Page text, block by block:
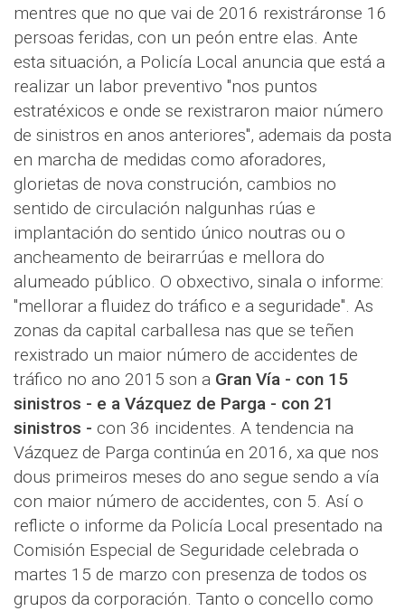
mentres que no que vai de 2016 rexistráronse 16
persoas feridas, con un peón entre elas. Ante
esta situación, a Policía Local anuncia que está a
realizar un labor preventivo "nos puntos
estratéxicos e onde se rexistraron maior número
de sinistros en anos anteriores", ademais da posta
en marcha de medidas como aforadores,
glorietas de nova construción, cambios no
sentido de circulación nalgunhas rúas e
implantación do sentido único noutras ou o
ancheamento de beirarrúas e mellora do
alumeado público. O obxectivo, sinala o informe:
"mellorar a fluidez do tráfico e a seguridade". As
zonas da capital carballesa nas que se teñen
rexistrado un maior número de accidentes de
tráfico no ano 2015 son a Gran Vía - con 15
sinistros - e a Vázquez de Parga - con 21
sinistros - con 36 incidentes. A tendencia na
Vázquez de Parga continúa en 2016, xa que nos
dous primeiros meses do ano segue sendo a vía
con maior número de accidentes, con 5. Así o
reflicte o informe da Policía Local presentado na
Comisión Especial de Seguridade celebrada o
martes 15 de marzo con presenza de todos os
grupos da corporación. Tanto o concello como